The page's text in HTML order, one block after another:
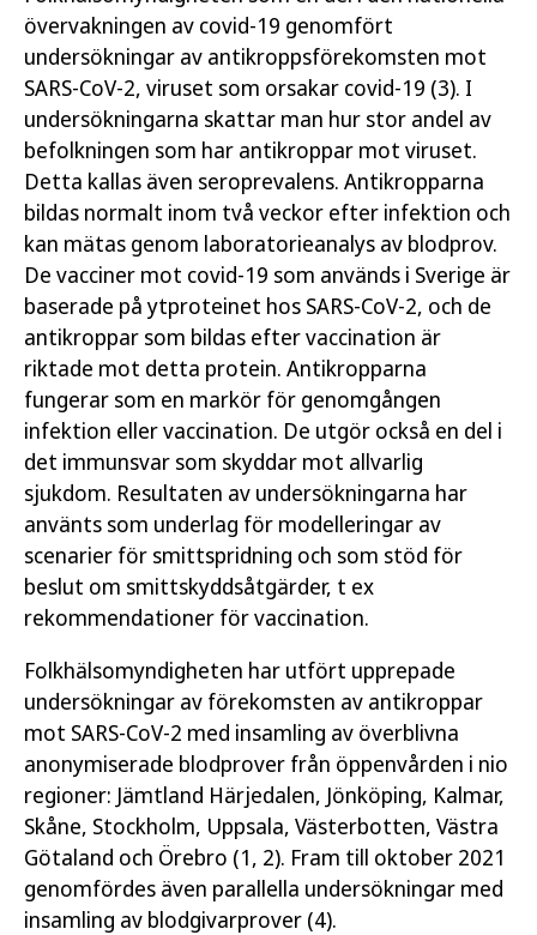
övervakningen av covid-19 genomfört
undersökningar av antikroppsförekomsten mot
SARS-CoV-2, viruset som orsakar covid-19 (3). I
undersökningarna skattar man hur stor andel av
befolkningen som har antikroppar mot viruset.
Detta kallas även seroprevalens. Antikropparna
bildas normalt inom två veckor efter infektion och
kan mätas genom laboratorieanalys av blodprov.
De vacciner mot covid-19 som används i Sverige är
baserade på ytproteinet hos SARS-CoV-2, och de
antikroppar som bildas efter vaccination är
riktade mot detta protein. Antikropparna
fungerar som en markör för genomgången
infektion eller vaccination. De utgör också en del i
det immunsvar som skyddar mot allvarlig
sjukdom. Resultaten av undersökningarna har
använts som underlag för modelleringar av
scenarier för smittspridning och som stöd för
beslut om smittskyddsåtgärder, t ex
rekommendationer för vaccination.
Folkhälsomyndigheten har utfört upprepade
undersökningar av förekomsten av antikroppar
mot SARS-CoV-2 med insamling av överblivna
anonymiserade blodprover från öppenvården i nio
regioner: Jämtland Härjedalen, Jönköping, Kalmar,
Skåne, Stockholm, Uppsala, Västerbotten, Västra
Götaland och Örebro (1, 2). Fram till oktober 2021
genomfördes även parallella undersökningar med
insamling av blodgivarprover (4).